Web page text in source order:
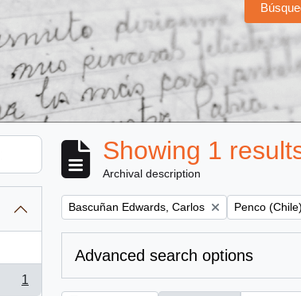
1
Showing 1
Archival description
Remove filter:
Bascuñan Edwards, Carlos Remove filter:
Penco (Chile)
Advanced search options